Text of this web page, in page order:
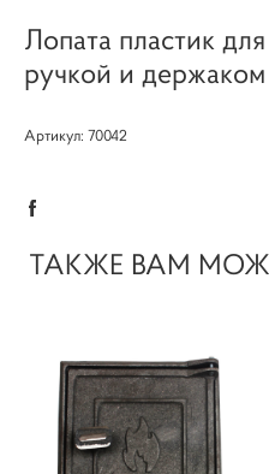
Лопата пластик
ручкой и держаком
​Артикул: 70042
ТАКЖЕ ВАМ